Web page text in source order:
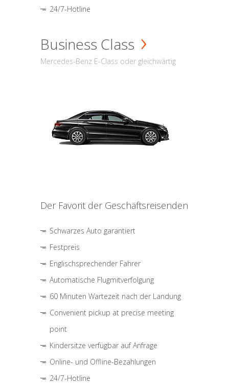
24/7-Hotline
Business Class
Mercedes-Benz E-Class oder gleichwärtig
Der Favorit der Geschäftsreisenden
Schwarzes Auto garantiert
Festpreis
Englischsprechender Fahrer
Automatische Flugmitverfolgung
60 Minuten Wartezeit nach der Landung
Convenient pickup at precise meeting
point
Kindersitze verfügbar auf Anfrage
Online- und Offline-Bezahlungen
24/7-Hotline